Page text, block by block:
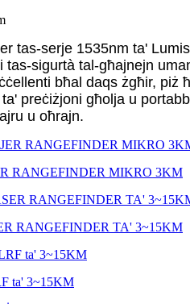
tas-serje 1535nm ta'
tas-sigurtà tal-għajnejn
bħal daqs żgħir, piż
preċiżjoni għolja u
u oħrajn.
RANGEFINDER MIKRO 3KM
RANGEFINDER TA' 3~15KM
ta' 3~15KM